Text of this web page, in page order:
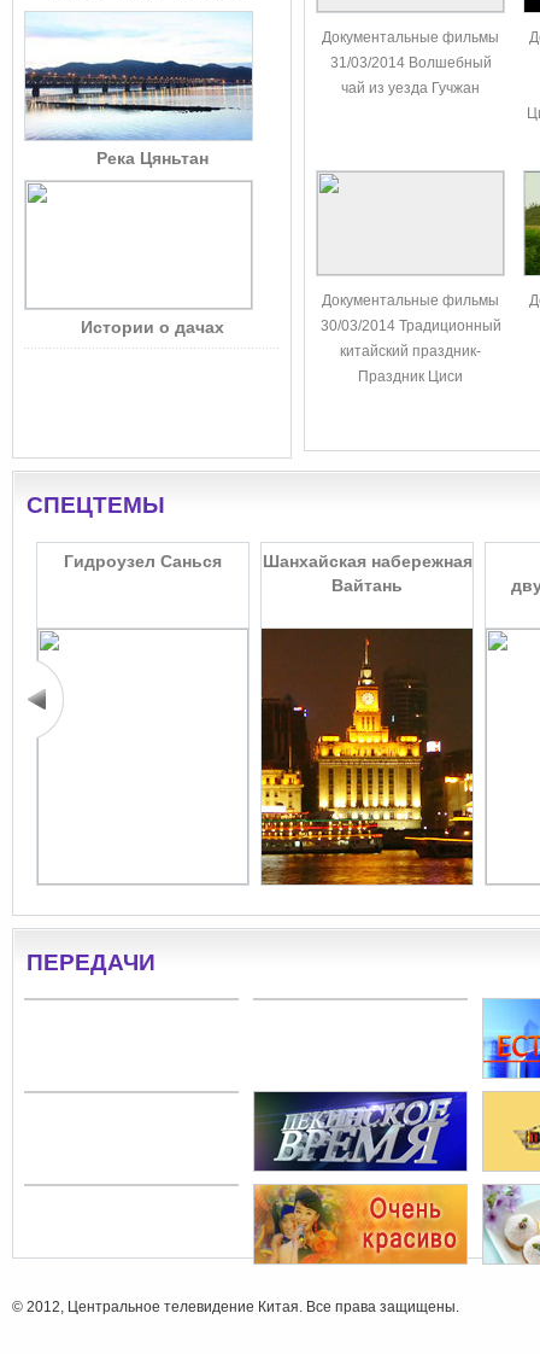
Река Цяньтан
Истории о дачах
Документальные фильмы
31/03/2014 Волшебный
чай из уезда Гучжан
Документальные фильмы
30/03/2014 Традиционный
китайский праздник-
Праздник Циси
СПЕЦТЕМЫ
Гидроузел Санься
Шанхайская набережная
Вайтань
ПЕРЕДАЧИ
© 2012, Центральное телевидение Китая. Все права защищены.